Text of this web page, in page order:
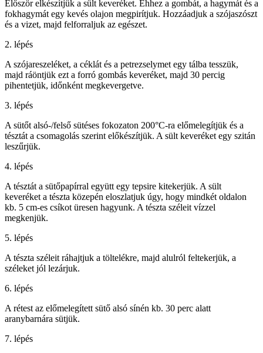
Először elkészítjük a sült keveréket. Ehhez a gombát, a hagymát és a
fokhagymát egy kevés olajon megpirítjuk. Hozzáadjuk a szójaszószt
és a vizet, majd felforraljuk az egészet.
2. lépés
A szójareszeléket, a céklát és a petrezselymet egy tálba tesszük,
majd ráöntjük ezt a forró gombás keveréket, majd 30 percig
pihentetjük, időnként megkevergetve.
3. lépés
A sütőt alsó-/felső sütéses fokozaton 200°C-ra előmelegítjük és a
tésztát a csomagolás szerint előkészítjük. A sült keveréket egy szitán
leszűrjük.
4. lépés
A tésztát a sütőpapírral együtt egy tepsire kitekerjük. A sült
keveréket a tészta közepén eloszlatjuk úgy, hogy mindkét oldalon
kb. 5 cm-es csíkot üresen hagyunk. A tészta széleit vízzel
megkenjük.
5. lépés
A tészta széleit ráhajtjuk a töltelékre, majd alulról feltekerjük, a
széleket jól lezárjuk.
6. lépés
A rétest az előmelegített sütő alsó sínén kb. 30 perc alatt
aranybarnára sütjük.
7. lépés